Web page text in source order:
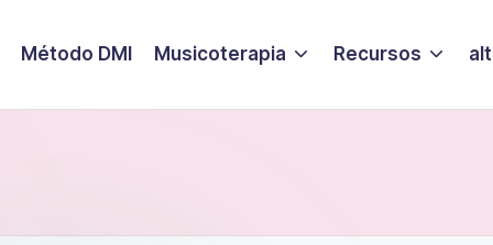
Método DMI Musicoterapia Recursos